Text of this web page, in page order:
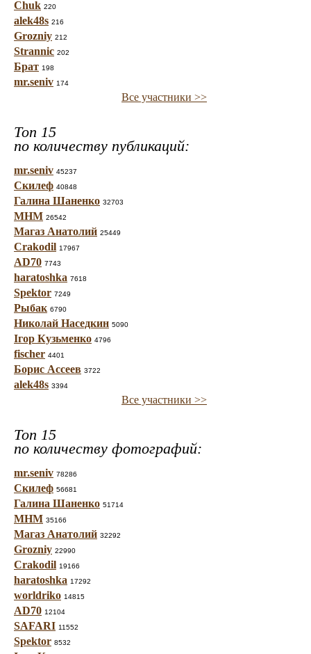
Chuk 220
alek48s 216
Grozniy 212
Strannic 202
Брат 198
mr.seniv 174
Все участники >>
Топ 15
по количеству публикаций:
mr.seniv 45237
Скилеф 40848
Галина Шаненко 32703
МНМ 26542
Магаз Анатолий 25449
Crakodil 17967
AD70 7743
haratoshka 7618
Spektor 7249
Рыбак 6790
Николай Наседкин 5090
Ігор Кузьменко 4796
fischer 4401
Борис Ассеев 3722
alek48s 3394
Все участники >>
Топ 15
по количеству фотографий:
mr.seniv 78286
Скилеф 56681
Галина Шаненко 51714
МНМ 35166
Магаз Анатолий 32292
Grozniy 22990
Crakodil 19166
haratoshka 17292
worldriko 14815
AD70 12104
SAFARI 11552
Spektor 8532